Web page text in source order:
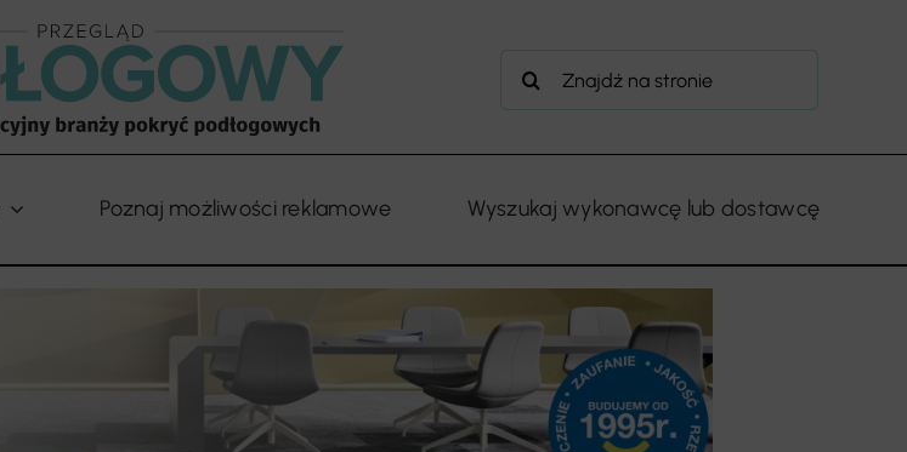
Szukaj
Poznaj możliwości reklamowe Wyszukaj wykonawcę lub dostawcę